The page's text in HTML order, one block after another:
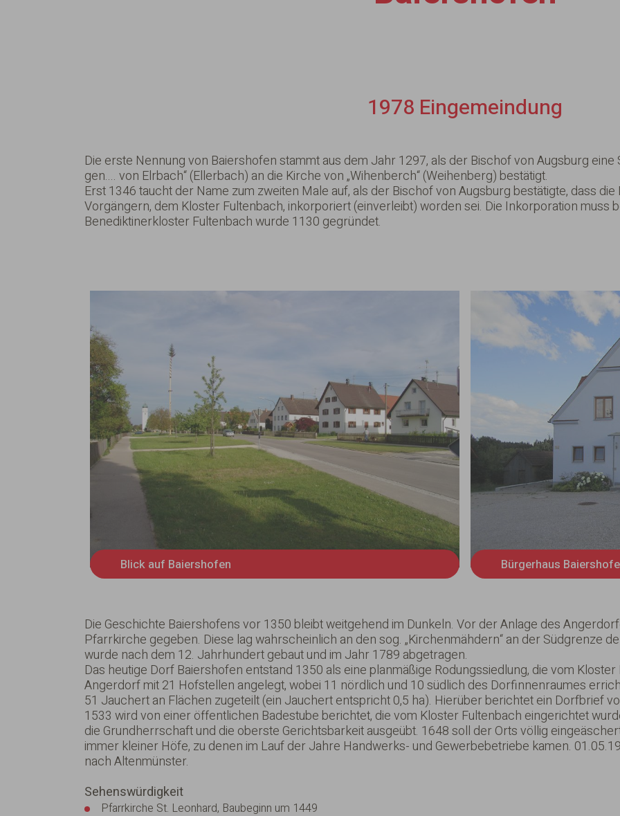
1978 Eingemeindung
Die erste Nennung von Baiershofen stammt aus dem Jahr 1297, als der Bischof von Augsburg
gen.... von Elrbach“ (Ellerbach) an die Kirche von „Wihenberch“ (Weihenberg) bestätigt.
Erst 1346 taucht der Name zum zweiten Male auf, als der Bischof von Augsburg bestätigte, dass
Vorgängern, dem Kloster Fultenbach, inkorporiert (einverleibt) worden sei. Die Inkorporation muss
Benediktinerkloster Fultenbach wurde 1130 gegründet.
Blick auf Baiershofen Bürgerhaus
Die Geschichte Baiershofens vor 1350 bleibt weitgehend im Dunkeln. Vor der Anlage des
Pfarrkirche gegeben. Diese lag wahrscheinlich an den sog. „Kirchenmähdern“ an der Südgrenze
wurde nach dem 12. Jahrhundert gebaut und im Jahr 1789 abgetragen.
Das heutige Dorf Baiershofen entstand 1350 als eine planmäßige Rodungssiedlung, die vom
Angerdorf mit 21 Hofstellen angelegt, wobei 11 nördlich und 10 südlich des Dorfinnenraumes
51 Jauchert an Flächen zugeteilt (ein Jauchert entspricht 0,5 ha). Hierüber berichtet ein Dorfbrief
1533 wird von einer öffentlichen Badestube berichtet, die vom Kloster Fultenbach eingerichtet
die Grundherrschaft und die oberste Gerichtsbarkeit ausgeübt. 1648 soll der Orts völlig
immer kleiner Höfe, zu denen im Lauf der Jahre Handwerks- und Gewerbebetriebe kamen.
nach Altenmünster.
Sehenswürdigkeit
Pfarrkirche St. Leonhard, Baubeginn um 1449